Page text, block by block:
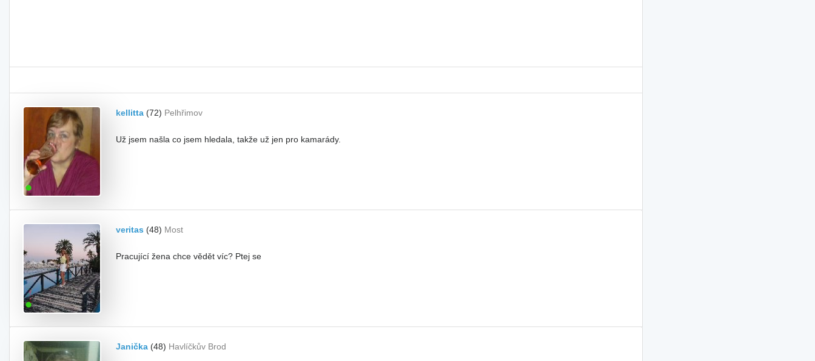
kellitta (72) Pelhřimov
Už jsem našla co jsem hledala, takže už jen pro kamarády.
veritas (48) Most
Pracující žena chce vědět víc? Ptej se
Janička (48) Havlíčkův Brod